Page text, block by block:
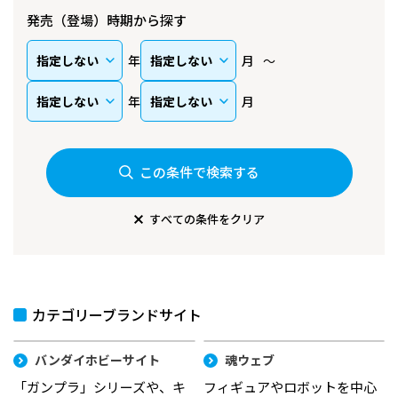
発売（登場）時期から探す
年 月
年 月
この条件で検索する
すべての条件をクリア
カテゴリーブランドサイト
バンダイホビーサイト
「ガンプラ」シリーズや、キ
魂ウェブ
フィギュアやロボットを中心